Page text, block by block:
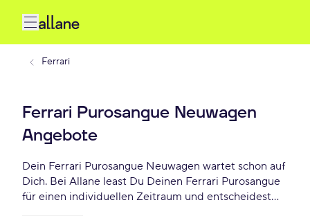
Ferrari
Ferrari Purosangue Neuwagen
Angebote
Dein Ferrari Purosangue Neuwagen wartet schon auf
Dich. Bei Allane least Du Deinen Ferrari Purosangue
für einen individuellen Zeitraum und entscheidest